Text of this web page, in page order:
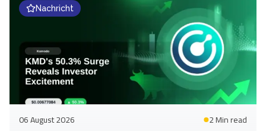
Nachricht
06 August 2026 2 Minread